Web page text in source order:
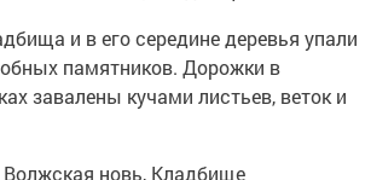
и в его середине деревья упали
памятников. Дорожки в
завалены кучами листьев, веток и